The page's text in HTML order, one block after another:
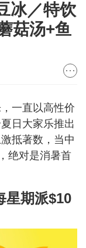
冰／特饮
菇汤+鱼
一直以高性价
日大家乐推出
抵著数，当中
绝对是消暑首
星期派$10